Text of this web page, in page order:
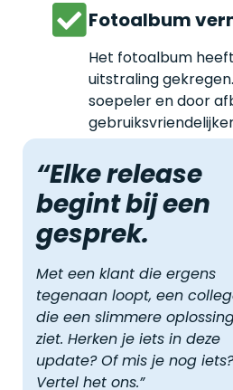
Fotoalbum
Het fotoalbum
uitstraling
soepeler en door
“Elke release
begint bij een
gesprek.
Met een klant die ergens
tegenaan loopt, een
die een slimmere
ziet. Herken je iets in deze
update? Of mis je nog iets?
Vertel het ons.”